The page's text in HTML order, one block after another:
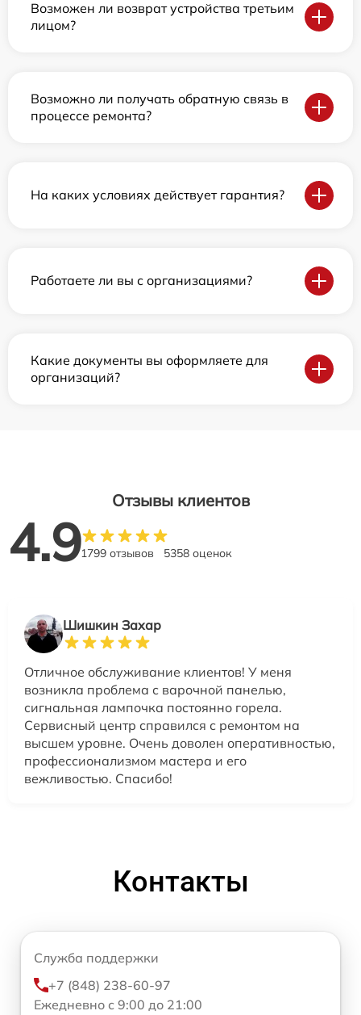
Возможен ли возврат устройства третьим
лицом?
Возможно ли получать обратную связь в
процессе ремонта?
На каких условиях действует гарантия?
Работаете ли вы с организациями?
Какие документы вы оформляете для
организаций?
Отзывы клиентов
4.91799 отзывов 5358 оценок
Шишкин Захар
Отличное обслуживание клиентов! У меня
возникла проблема с варочной панелью,
сигнальная лампочка постоянно горела.
Сервисный центр справился с ремонтом на
высшем уровне. Очень доволен оперативностью,
профессионализмом мастера и его
вежливостью. Спасибо!
Контакты
Служба поддержки
+7 (848) 238-60-97
Ежедневно с 9:00 до 21:00